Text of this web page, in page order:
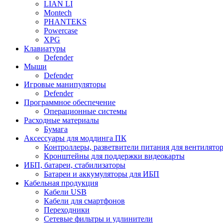
LIAN LI
Montech
PHANTEKS
Powercase
XPG
Клавиатуры
Defender
Мыши
Defender
Игровые манипуляторы
Defender
Программное обеспечение
Операционные системы
Расходные материалы
Бумага
Аксессуары для моддинга ПК
Контроллеры, разветвители питания для
Кронштейны для поддержки видеокарты
ИБП, батареи, стабилизаторы
Батареи и аккумуляторы для ИБП
Кабельная продукция
Кабели USB
Кабели для смартфонов
Переходники
Сетевые фильтры и удлинители